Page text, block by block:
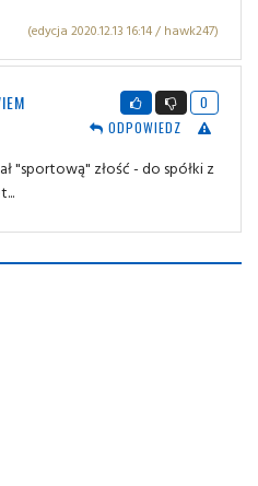
(edycja 2020.12.13 16:14 / hawk247)
0
ODPOWIEDZ
"sportową" złość - do spółki z